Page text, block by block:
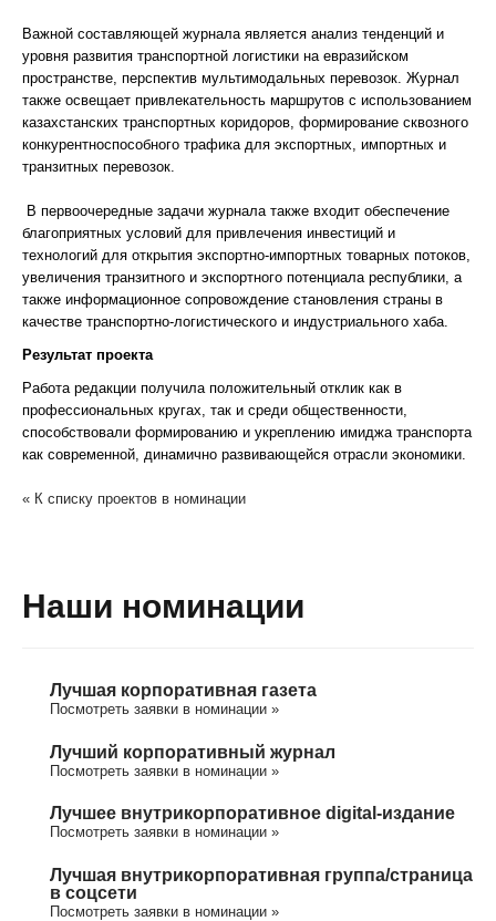
Важной составляющей журнала является анализ тенденций и
уровня развития транспортной логистики на евразийском
пространстве, перспектив мультимодальных перевозок. Журнал
также освещает привлекательность маршрутов с использованием
казахстанских транспортных коридоров, формирование сквозного
конкурентноспособного трафика для экспортных, импортных и
транзитных перевозок.
В первоочередные задачи журнала также входит обеспечение
благоприятных условий для привлечения инвестиций и
технологий для открытия экспортно-импортных товарных потоков,
увеличения транзитного и экспортного потенциала республики, а
также информационное сопровождение становления страны в
качестве транспортно-логистического и индустриального хаба.
Результат проекта
Работа редакции получила положительный отклик как в
профессиональных кругах, так и среди общественности,
способствовали формированию и укреплению имиджа транспорта
как современной, динамично развивающейся отрасли экономики.
« К списку проектов в номинации
Наши номинации
Лучшая корпоративная газета
Посмотреть заявки в номинации »
Лучший корпоративный журнал
Посмотреть заявки в номинации »
Лучшее внутрикорпоративное digital-издание
Посмотреть заявки в номинации »
Лучшая внутрикорпоративная группа/cтраница
в соцсети
Посмотреть заявки в номинации »